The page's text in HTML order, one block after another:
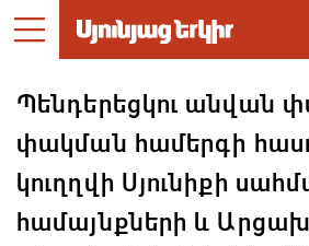
Պենդերեցկու անվան
փակման համերգի
կուղղվի Սյունիքի
համայնքների և